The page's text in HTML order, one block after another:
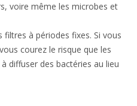
voire même les microbes et
à périodes fixes. Si vous
courez le risque que les
diffuser des bactéries au lieu